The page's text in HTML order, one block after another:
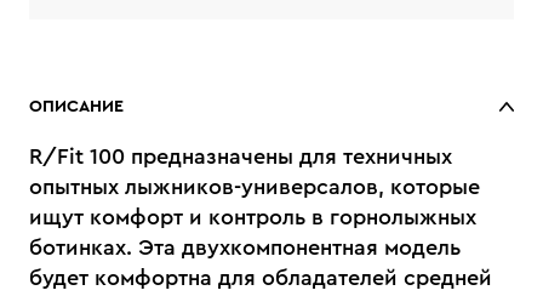
ОПИСАНИЕ
R/Fit 100 предназначены для техничных
опытных лыжников-универсалов, которые
ищут комфорт и контроль в горнолыжных
ботинках. Эта двухкомпонентная модель
будет комфортна для обладателей средней